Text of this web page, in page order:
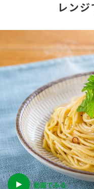
商品情報
お酢ドリンク
みりん風・料理酒
新商品一覧
キャンペーン情報
ブランド・スペシャルサ
ブランド・スペシャル
商品ブランドサイト
Fibee（ファイビー）
くらしプラ酢
企業情報
国内事業概要
レン
動画でみる